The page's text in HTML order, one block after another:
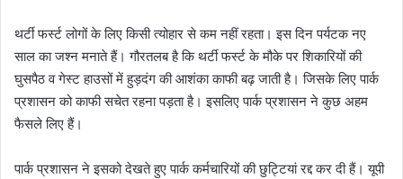
थर्टी फर्स्ट लोगों के लिए किसी त्योहार से कम नहीं रहता। इस दिन पर्यटक नए
साल का जश्न मनाते हैं। गौरतलब है कि थर्टी फर्स्ट के मौके पर शिकारियों की
घुसपैठ व गेस्ट हाउसों में हुड़दंग की आशंका काफी बढ़ जाती है। जिसके लिए पार्क
प्रशासन को काफी सचेत रहना पड़ता है। इसलिए पार्क प्रशासन ने कुछ अहम
फैसले लिए हैं।
पार्क प्रशासन ने इसको देखते हुए पार्क कर्मचारियों की छुट्टियां रद्द कर दी हैं। यूपी